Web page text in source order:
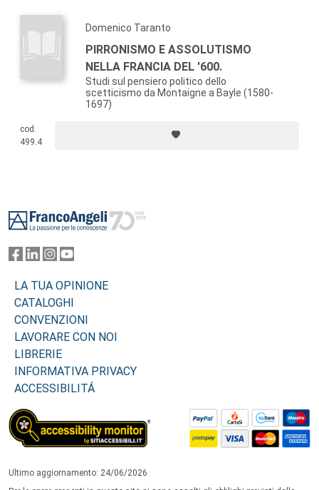
Domenico Taranto
PIRRONISMO E ASSOLUTISMO
NELLA FRANCIA DEL '600.
Studi sul pensiero politico dello
scetticismo da Montaigne a Bayle (1580-
1697)
cod.
499.4
LA TUA OPINIONE
CATALOGHI
CONVENZIONI
LAVORARE CON NOI
LIBRERIE
INFORMATIVA PRIVACY
ACCESSIBILITÁ
Ultimo aggiornamento: 24/06/2026